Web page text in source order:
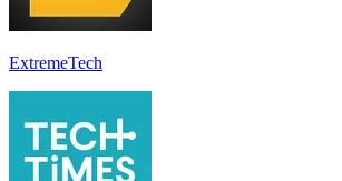
ExtremeTech